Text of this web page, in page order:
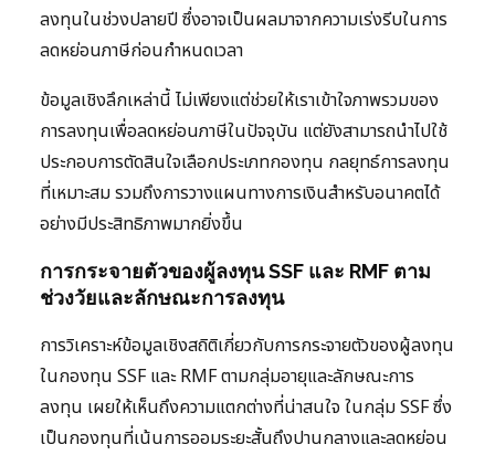
ลงทุนในช่วงปลายปี ซึ่งอาจเป็นผลมาจากความเร่งรีบในการ
ลดหย่อนภาษีก่อนกำหนดเวลา
ข้อมูลเชิงลึกเหล่านี้ ไม่เพียงแต่ช่วยให้เราเข้าใจภาพรวมของ
การลงทุนเพื่อลดหย่อนภาษีในปัจจุบัน แต่ยังสามารถนำไปใช้
ประกอบการตัดสินใจเลือกประเภทกองทุน กลยุทธ์การลงทุน
ที่เหมาะสม รวมถึงการวางแผนทางการเงินสำหรับอนาคตได้
อย่างมีประสิทธิภาพมากยิ่งขึ้น
การกระจายตัวของผู้ลงทุน SSF และ RMF ตาม
ช่วงวัยและลักษณะการลงทุน
การวิเคราะห์ข้อมูลเชิงสถิติเกี่ยวกับการกระจายตัวของผู้ลงทุน
ในกองทุน SSF และ RMF ตามกลุ่มอายุและลักษณะการ
ลงทุน เผยให้เห็นถึงความแตกต่างที่น่าสนใจ ในกลุ่ม SSF ซึ่ง
เป็นกองทุนที่เน้นการออมระยะสั้นถึงปานกลางและลดหย่อน